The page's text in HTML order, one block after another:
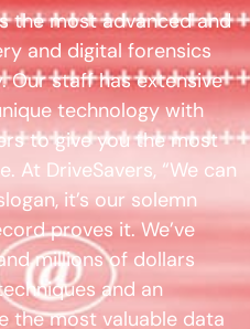
the most advanced and
and digital forensics
Our staff has extensive
technology with
to give you the most
At DriveSavers, “We can
it’s our solemn
proves it. We’ve
millions of dollars
and an
the most valuable data